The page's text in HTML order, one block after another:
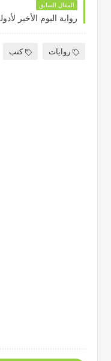
المقال السابق
رواية اليوم الأخير
روايات كتب